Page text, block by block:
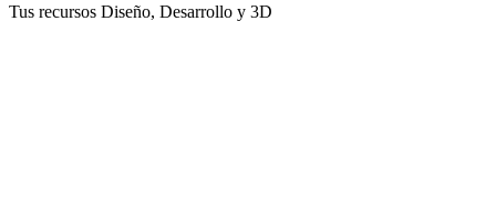
Tus recursos Diseño, Desarrollo y 3D